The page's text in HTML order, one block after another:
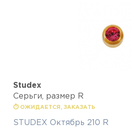
Studex
Серьги, размер R
⏱ ОЖИДАЕТСЯ, ЗАКАЗАТЬ
STUDEX Октябрь 210 R